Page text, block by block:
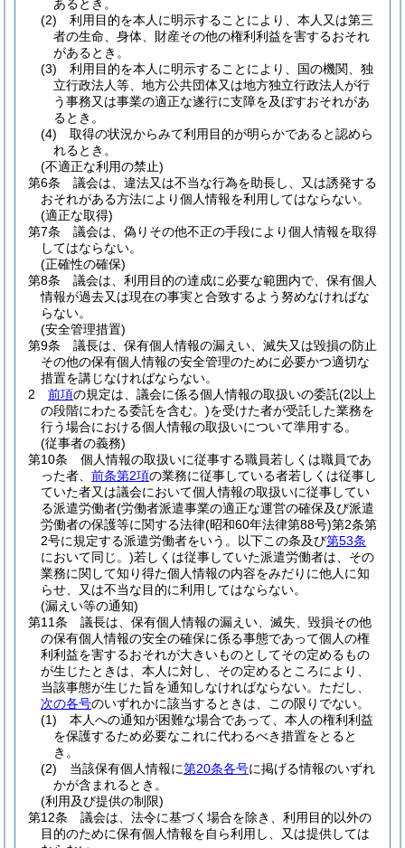
あるとき。
(2)
利用目的を本人に明示することにより、本人又は第三
者の生命、身体、財産その他の権利利益を害するおそれ
があるとき。
(3)
利用目的を本人に明示することにより、国の機関、独
立行政法人等、地方公共団体又は地方独立行政法人が行
う事務又は事業の適正な遂行に支障を及ぼすおそれがあ
るとき。
(4)
取得の状況からみて利用目的が明らかであると認めら
れるとき。
(不適正な利用の禁止)
第6条
議会は、違法又は不当な行為を助長し、又は誘発する
おそれがある方法により個人情報を利用してはならない。
(適正な取得)
第7条
議会は、偽りその他不正の手段により個人情報を取得
してはならない。
(正確性の確保)
第8条
議会は、利用目的の達成に必要な範囲内で、保有個人
情報が過去又は現在の事実と合致するよう努めなければな
らない。
(安全管理措置)
第9条
議長は、保有個人情報の漏えい、滅失又は毀損の防止
その他の保有個人情報の安全管理のために必要かつ適切な
措置を講じなければならない。
2
前項の規定は、議会に係る個人情報の取扱いの委託(2以上
の段階にわたる委託を含む。)を受けた者が受託した業務を
行う場合における個人情報の取扱いについて準用する。
(従事者の義務)
第10条
個人情報の取扱いに従事する職員若しくは職員であ
った者、 前条第2項の業務に従事している者若しくは従事し
ていた者又は議会において個人情報の取扱いに従事してい
る派遣労働者(労働者派遣事業の適正な運営の確保及び派遣
労働者の保護等に関する法律(昭和60年法律第88号)第2条第
2号に規定する派遣労働者をいう。以下この条及び第53条
において同じ。)若しくは従事していた派遣労働者は、その
業務に関して知り得た個人情報の内容をみだりに他人に知
らせ、又は不当な目的に利用してはならない。
(漏えい等の通知)
第11条
議長は、保有個人情報の漏えい、滅失、毀損その他
の保有個人情報の安全の確保に係る事態であって個人の権
利利益を害するおそれが大きいものとしてその定めるもの
が生じたときは、本人に対し、その定めるところにより、
当該事態が生じた旨を通知しなければならない。 ただし、
次の各号のいずれかに該当するときは、この限りでない。
(1)
本人への通知が困難な場合であって、本人の権利利益
を保護するため必要なこれに代わるべき措置をとると
き。
(2)
当該保有個人情報に第20条各号に掲げる情報のいずれ
かが含まれるとき。
(利用及び提供の制限)
第12条
議会は、法令に基づく場合を除き、利用目的以外の
目的のために保有個人情報を自ら利用し、又は提供しては